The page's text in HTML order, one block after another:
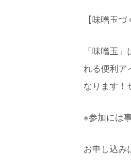
【味噌玉
「味噌玉
れる便利ア
なります！
※参加には
お申し込